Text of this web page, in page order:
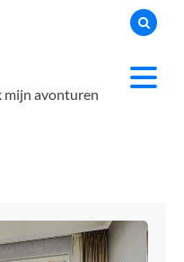
mijn avonturen